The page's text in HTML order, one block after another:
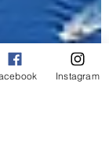
Instagram